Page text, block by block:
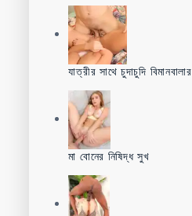
যাত্রীর সাথে চুদাচুদি বিমানবালার
মা বোনের নিষিদ্ধ সুখ